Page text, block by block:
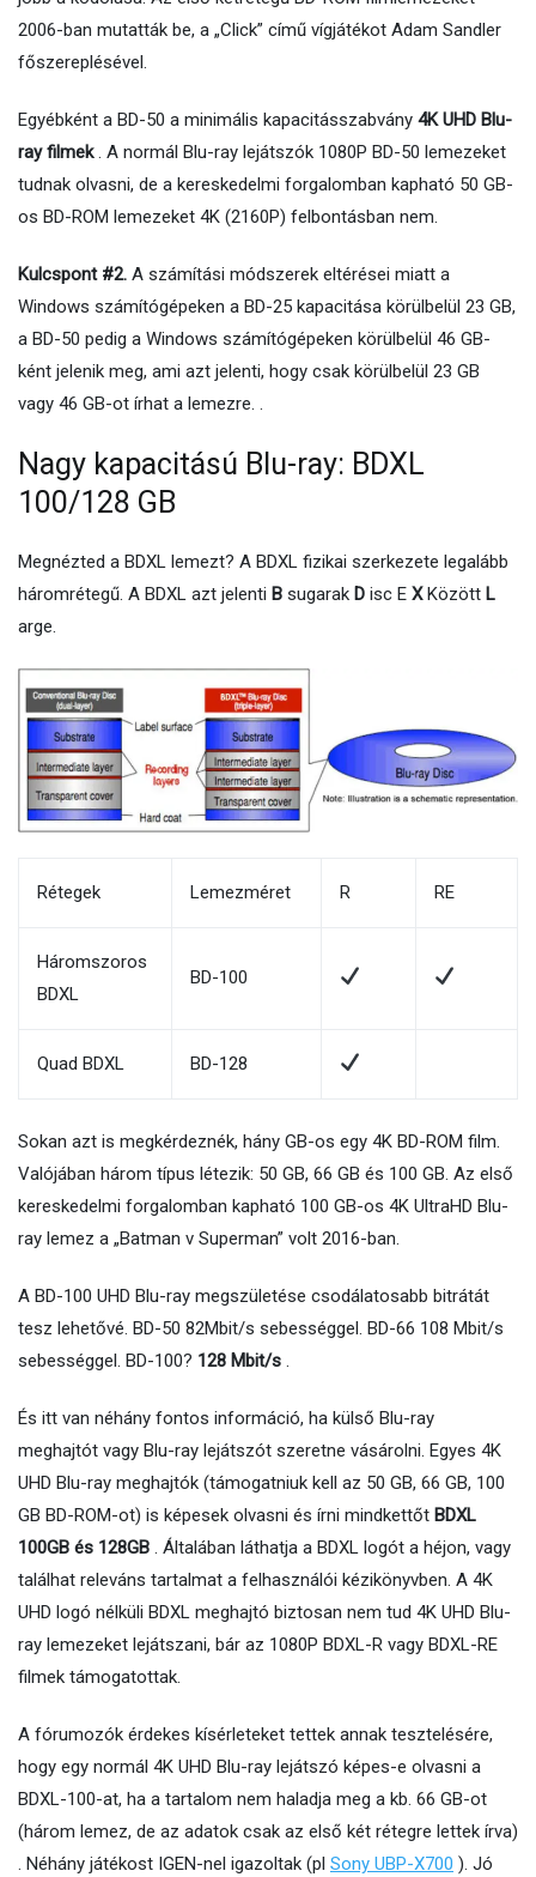
2006-ban mutatták be, a „Click” című vígjátékot Adam Sandler
főszereplésével.
Egyébként a BD-50 a minimális kapacitásszabvány 4K UHD Blu-
ray filmek. A normál Blu-ray lejátszók 1080P BD-50 lemezeket
tudnak olvasni, de a kereskedelmi forgalomban kapható 50 GB-
os BD-ROM lemezeket 4K (2160P) felbontásban nem.
Kulcspont #2. A számítási módszerek eltérései miatt a
Windows számítógépeken a BD-25 kapacitása körülbelül 23 GB,
a BD-50 pedig a Windows számítógépeken körülbelül 46 GB-
ként jelenik meg, ami azt jelenti, hogy csak körülbelül 23 GB
vagy 46 GB-ot írhat a lemezre. .
Nagy kapacitású Blu-ray: BDXL
100/128 GB
Megnézted a BDXL lemezt? A BDXL fizikai szerkezete legalább
háromrétegű. A BDXL azt jelenti B sugarak D isc E XKözött L
arge.
Rétegek Lemezméret R RE
Háromszoros
BDXL
BD-100
Quad BDXL BD-128
Sokan azt is megkérdeznék, hány GB-os egy 4K BD-ROM film.
Valójában három típus létezik: 50 GB, 66 GB és 100 GB. Az első
kereskedelmi forgalomban kapható 100 GB-os 4K UltraHD Blu-
ray lemez a „Batman v Superman” volt 2016-ban.
A BD-100 UHD Blu-ray megszületése csodálatosabb bitrátát
tesz lehetővé. BD-50 82Mbit/s sebességgel. BD-66 108 Mbit/s
sebességgel. BD-100? 128 Mbit/s .
És itt van néhány fontos információ, ha külső Blu-ray
meghajtót vagy Blu-ray lejátszót szeretne vásárolni. Egyes 4K
UHD Blu-ray meghajtók (támogatniuk kell az 50 GB, 66 GB, 100
GB BD-ROM-ot) is képesek olvasni és írni mindkettőt BDXL
100GB és 128GB . Általában láthatja a BDXL logót a héjon, vagy
találhat releváns tartalmat a felhasználói kézikönyvben. A 4K
UHD logó nélküli BDXL meghajtó biztosan nem tud 4K UHD Blu-
ray lemezeket lejátszani, bár az 1080P BDXL-R vagy BDXL-RE
filmek támogatottak.
A fórumozók érdekes kísérleteket tettek annak tesztelésére,
hogy egy normál 4K UHD Blu-ray lejátszó képes-e olvasni a
BDXL-100-at, ha a tartalom nem haladja meg a kb. 66 GB-ot
(három lemez, de az adatok csak az első két rétegre lettek írva)
. Néhány játékost IGEN-nel igazoltak (pl Sony UBP-X700 ). Jó